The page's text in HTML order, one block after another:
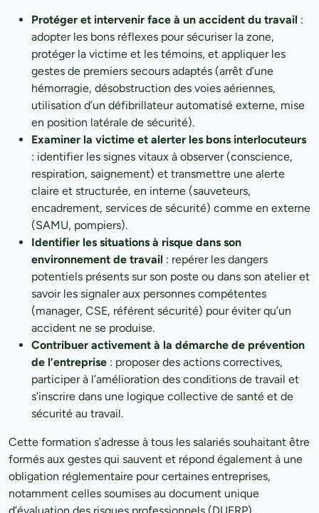
Protéger et intervenir face à un accident du travail :
adopter les bons réflexes pour sécuriser la zone,
protéger la victime et les témoins, et appliquer les
gestes de premiers secours adaptés (arrêt d’une
hémorragie, désobstruction des voies aériennes,
utilisation d’un défibrillateur automatisé externe, mise
en position latérale de sécurité).
Examiner la victime et alerter les bons interlocuteurs
: identifier les signes vitaux à observer (conscience,
respiration, saignement) et transmettre une alerte
claire et structurée, en interne (sauveteurs,
encadrement, services de sécurité) comme en externe
(SAMU, pompiers).
Identifier les situations à risque dans son
environnement de travail : repérer les dangers
potentiels présents sur son poste ou dans son atelier et
savoir les signaler aux personnes compétentes
(manager, CSE, référent sécurité) pour éviter qu’un
accident ne se produise.
Contribuer activement à la démarche de prévention
de l’entreprise : proposer des actions correctives,
participer à l’amélioration des conditions de travail et
s’inscrire dans une logique collective de santé et de
sécurité au travail.
Cette formation s’adresse à tous les salariés souhaitant être
formés aux gestes qui sauvent et répond également à une
obligation réglementaire pour certaines entreprises,
notamment celles soumises au document unique